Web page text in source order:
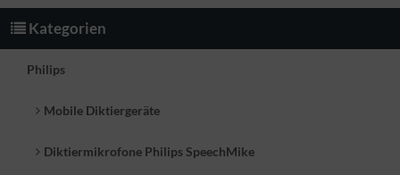
Kategorien
Philips
Mobile Diktiergeräte
Diktiermikrofone Philips SpeechMike